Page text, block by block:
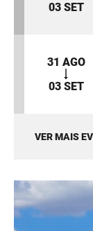
03 SET
31 AGO
03 SET
VER MAIS